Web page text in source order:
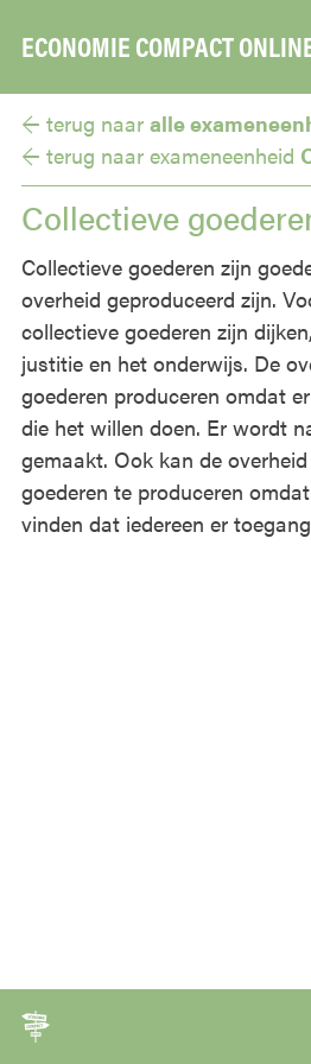
ECONOMIE COMPACT
← terug naar alle
← terug naar exameneenheid
Collectieve
Collectieve goederen zijn
overheid geproduceerd zijn.
collectieve goederen zijn
justitie en het onderwijs. De
goederen produceren omdat
die het willen doen. Er wordt
gemaakt. Ook kan de
goederen te produceren
vinden dat iedereen er